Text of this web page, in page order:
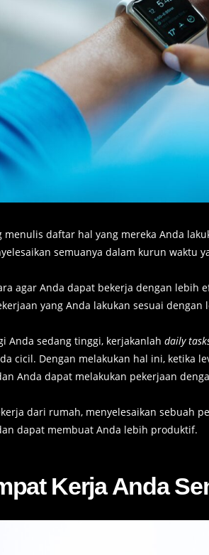
menulis daftar hal yang mereka Anda
semuanya dalam kurun waktu
agar Anda dapat bekerja dengan lebih
yang Anda lakukan sesuai
Anda sedang tinggi, kerjakanlah daily
cicil. Dengan melakukan hal ini, ketika
Anda dapat melakukan pekerjaan
dari rumah, menyelesaikan sebuah
dapat membuat Anda lebih produktif.
Kerja Anda